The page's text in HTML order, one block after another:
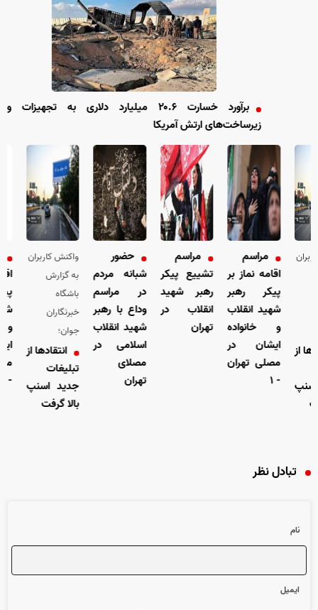
برآورد خسارت ۲۰.۶ میلیارد دلاری به تجهیزات و
زیرساخت‌های ارتش آمریکا
از
مراسم
اقامه نماز بر
پیکر رهبر
شهید انقلاب
و خانواده
ایشان در
مصلی تهران
- ۱
مراسم
تشییع پیکر
رهبر شهید
انقلاب در
تهران
حضور
شبانه مردم
در مراسم
وداع با رهبر
شهید انقلاب
اسلامی در
مصلای
تهران
واکنش کاربران
به گزارش
باشگاه
خبرنگاران
جوان؛
انتقاد‌ها از
تبلیغات
جدید اسنپ
بالا گرفت
و
- ۱
تبادل نظر
نام
ایمیل